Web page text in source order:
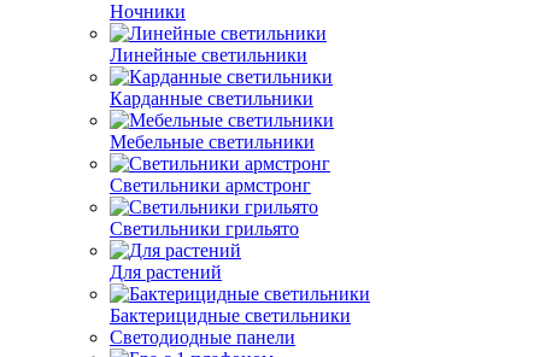
Ночники
Линейные светильники
Карданные светильники
Мебельные светильники
Светильники армстронг
Светильники грильято
Для растений
Бактерицидные светильники
Светодиодные панели